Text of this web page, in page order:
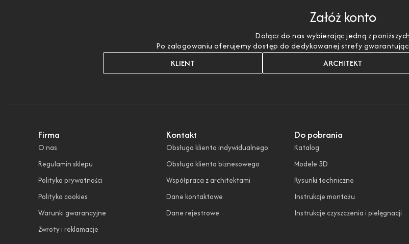
Załóż konto
Dołącz do nas wybierając jedną z
Po zalogowaniu oferujemy dostęp do dedykowanej strefy
KLIENT ARCHITEKT
Firma
O nas
Regulamin sklepu
Polityka prywatności
Polityka cookies
Warunki gwarancyjne
Zwroty i reklamacje
Kontakt
Obsługa klienta indywidualnego
Obsługa klienta biznesowego
Współpraca z architektami
Dane kontaktowe
Dane rejestrowe
Do pobrania
Katalog
Modele 3D
Rysunki techniczne
Instrukcje montażu
Instrukcje czyszczenia i pielęgnacji